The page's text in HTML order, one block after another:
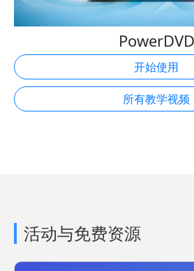
PowerDVD
开始使用
所有教学视频
活动与免费资源